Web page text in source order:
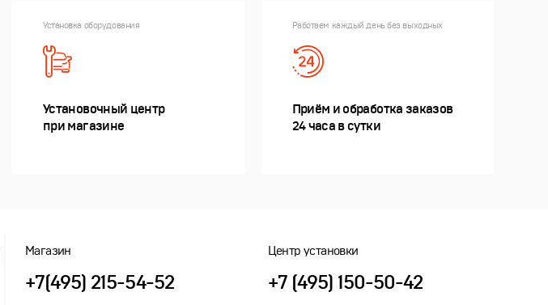
Установка оборудования
Установочный центр
при магазине
Работаем каждый день без выходных
Приём и обработка заказов
24 часа в сутки
Магазин
+7(495) 215-54-52
Центр установки
+7 (495) 150-50-42